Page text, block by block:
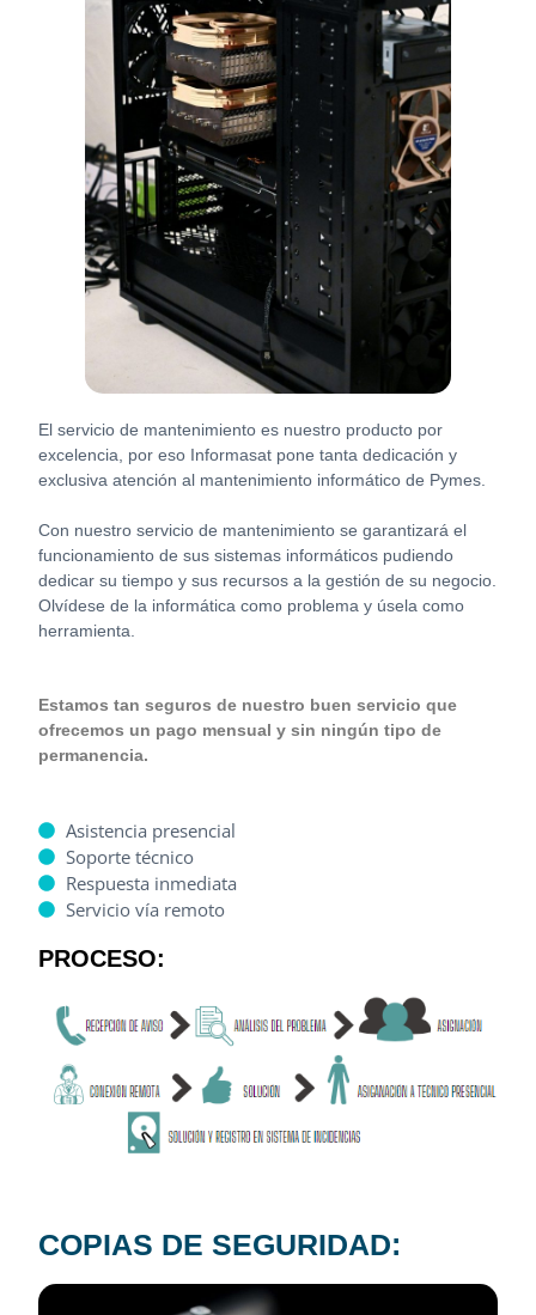
El servicio de mantenimiento es nuestro producto por
excelencia, por eso Informasat pone tanta dedicación y
exclusiva atención al mantenimiento informático de Pymes.
Con nuestro servicio de mantenimiento se garantizará el
funcionamiento de sus sistemas informáticos pudiendo
dedicar su tiempo y sus recursos a la gestión de su negocio.
Olvídese de la informática como problema y úsela como
herramienta.
Estamos tan seguros de nuestro buen servicio que
ofrecemos un pago mensual y sin ningún tipo de
permanencia.
Asistencia presencial
Soporte técnico
Respuesta inmediata
Servicio vía remoto
PROCESO:
COPIAS DE SEGURIDAD: